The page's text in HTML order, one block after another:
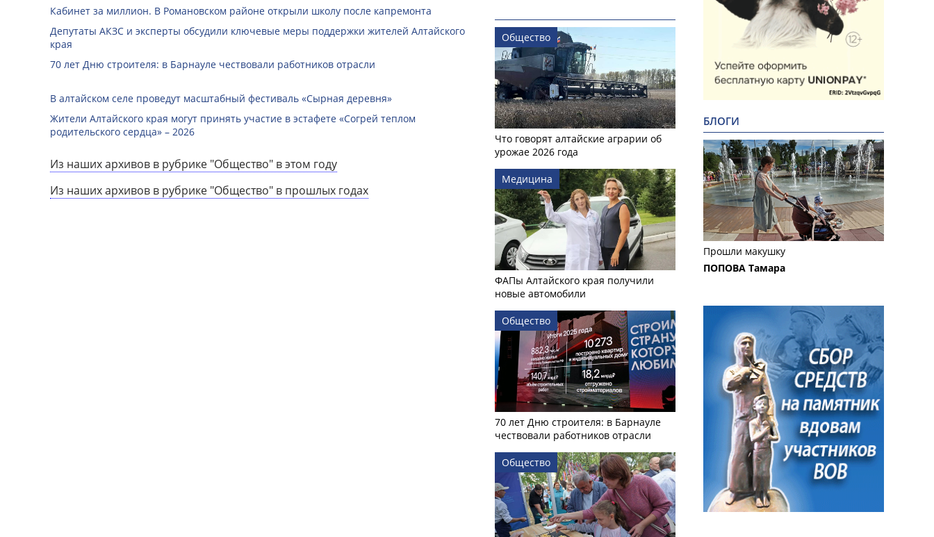
Кабинет за миллион. В Романовском районе открыли школу после капремонта
Депутаты АКЗС и эксперты обсудили ключевые меры поддержки жителей Алтайского
края
70 лет Дню строителя: в Барнауле чествовали работников отрасли
В алтайском селе проведут масштабный фестиваль «Сырная деревня»
Жители Алтайского края могут принять участие в эстафете «Согрей теплом
родительского сердца» – 2026
Из наших архивов в рубрике "Общество" в этом году
Из наших архивов в рубрике "Общество" в прошлых годах
Общество
Что говорят алтайские аграрии об
урожае 2026 года
Медицина
ФАПы Алтайского края получили
новые автомобили
Общество
70 лет Дню строителя: в Барнауле
чествовали работников отрасли
Общество
БЛОГИ
Прошли макушку
ПОПОВА Тамара